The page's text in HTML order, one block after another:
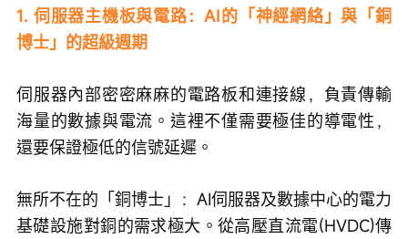
1. 伺服器主機板與電路：AI的「神經網絡」與「銅
博士」的超級週期
伺服器內部密密麻麻的電路板和連接線，負責傳輸
海量的數據與電流。這裡不僅需要極佳的導電性，
還要保證極低的信號延遲。
無所不在的「銅博士」：AI伺服器及數據中心的電力
基礎設施對銅的需求極大。從高壓直流電(HVDC)傳